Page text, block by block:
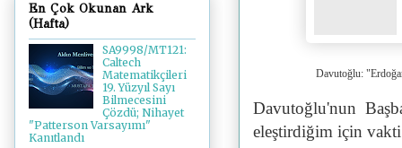
Davutoğlu:
Davutoğlu'nun
eleştirdiğim için vakti
En Çok Okunan Ark
(Hafta)
SA9998/MT121:
Caltech
Matematikçileri
19. Yüzyıl Sayı
Bilmecesini
Çözdü; Nihayet
"Patterson Varsayımı"
Kanıtlandı